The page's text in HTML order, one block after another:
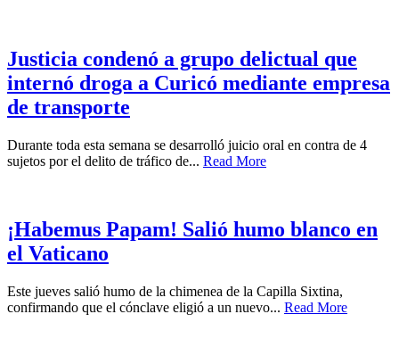
Justicia condenó a grupo delictual que
internó droga a Curicó mediante empresa
de transporte
Durante toda esta semana se desarrolló juicio oral en contra de 4
sujetos por el delito de tráfico de... Read More
¡Habemus Papam! Salió humo blanco en
el Vaticano
Este jueves salió humo de la chimenea de la Capilla Sixtina,
confirmando que el cónclave eligió a un nuevo... Read More